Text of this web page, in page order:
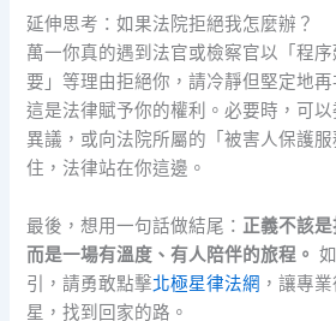
延伸思考：如果法院拒絕我怎麼辦？
萬一你真的遇到法官或檢察官以「程
要」等理由拒絕你，請冷靜但堅定地
這是法律賦予你的權利。必要時，可
異議，或向法院所屬的「被害人保護
住，法律站在你這邊。
最後，想用一句話做結尾： 正義不該是
而是一場有溫度、有人陪伴的旅程。
引，請勇敢點擊北極星律法網 ，讓專
星，找到回家的路。